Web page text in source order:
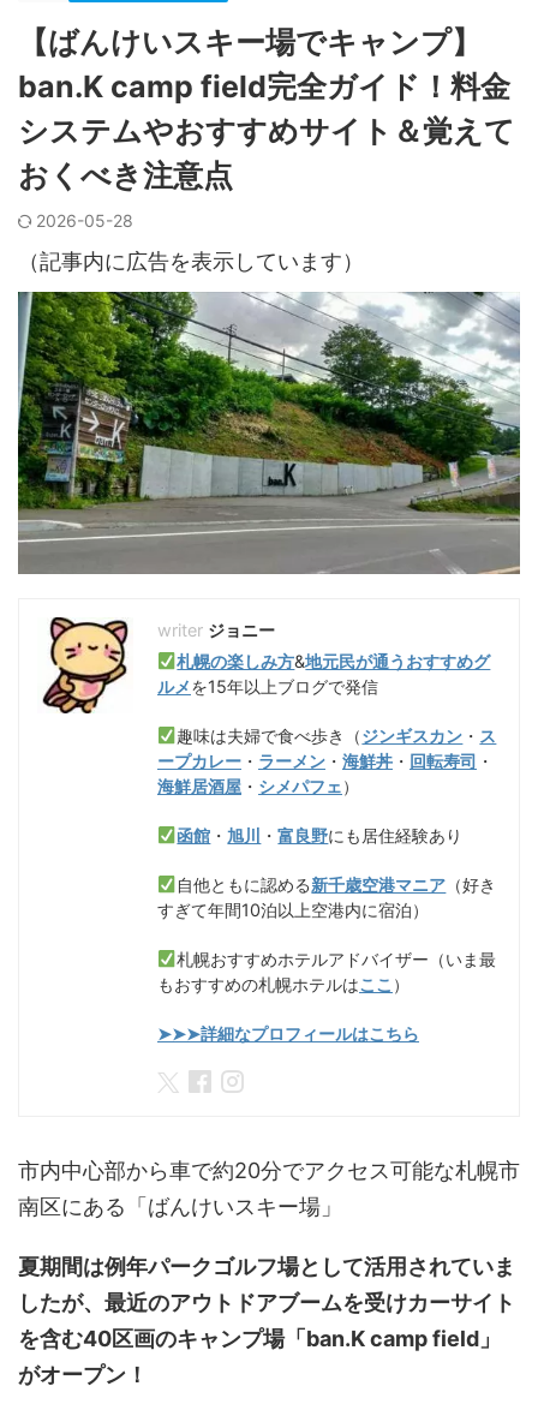
【ばんけいスキー場でキャンプ】
ban.K camp field完全ガイド！料金
システムやおすすめサイト＆覚えて
おくべき注意点
2026-05-28
（記事内に広告を表示しています）
ジョニー
札幌の楽しみ方&地元民が通うおすすめグ
ルメを15年以上ブログで発信
趣味は夫婦で食べ歩き（ジンギスカン ・ ス
ープカレー ・ ラーメン ・ 海鮮丼 ・ 回転寿司 ・
海鮮居酒屋 ・ シメパフェ）
函館 ・旭川 ・富良野にも居住経験あり
自他ともに認める新千歳空港マニア （好き
すぎて年間10泊以上空港内に宿泊）
札幌おすすめホテルアドバイザー（いま最
もおすすめの札幌ホテルはここ ）
➤➤➤詳細なプロフィールはこちら
市内中心部から車で約20分でアクセス可能な札幌市
南区にある「ばんけいスキー場」
夏期間は例年パークゴルフ場として活用されていま
したが、最近のアウトドアブームを受けカーサイト
を含む40区画のキャンプ場「ban.K camp field」
がオープン！